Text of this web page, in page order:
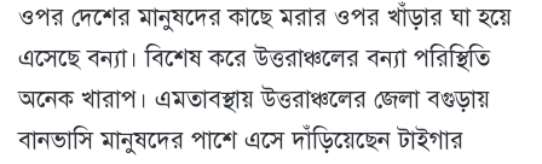
ওপর দেশের মানুষদের কাছে মরার ওপর খাঁড়ার ঘা হয়ে
এসেছে বন্যা। বিশেষ করে উত্তরাঞ্চলের বন্যা পরিস্থিতি
অনেক খারাপ। এমতাবস্থায় উত্তরাঞ্চলের জেলা বগুড়ায়
বানভাসি মানুষদের পাশে এসে দাঁড়িয়েছেন টাইগার